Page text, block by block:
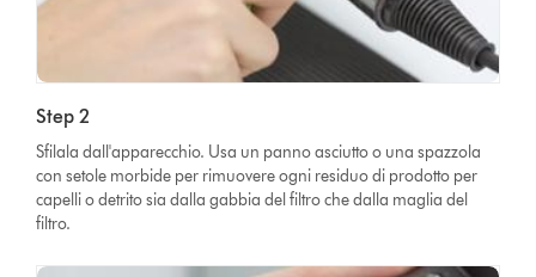
Step 2
Sfilala dall'apparecchio. Usa un panno asciutto o una spazzola
con setole morbide per rimuovere ogni residuo di prodotto per
capelli o detrito sia dalla gabbia del filtro che dalla maglia del
filtro.